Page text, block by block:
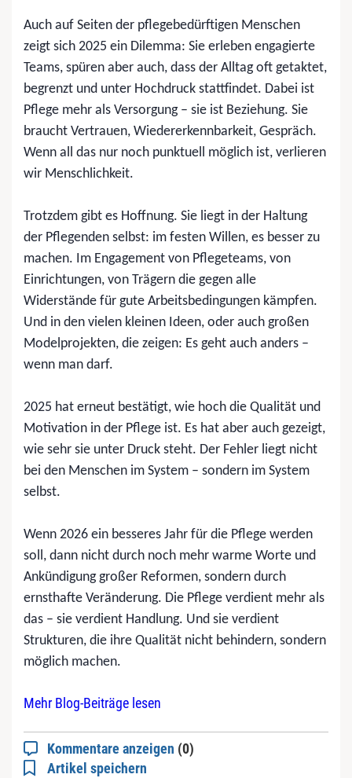
Auch auf Seiten der pflegebedürftigen Menschen
zeigt sich 2025 ein Dilemma: Sie erleben engagierte
Teams, spüren aber auch, dass der Alltag oft getaktet,
begrenzt und unter Hochdruck stattfindet. Dabei ist
Pflege mehr als Versorgung – sie ist Beziehung. Sie
braucht Vertrauen, Wiedererkennbarkeit, Gespräch.
Wenn all das nur noch punktuell möglich ist, verlieren
wir Menschlichkeit.
Trotzdem gibt es Hoffnung. Sie liegt in der Haltung
der Pflegenden selbst: im festen Willen, es besser zu
machen. Im Engagement von Pflegeteams, von
Einrichtungen, von Trägern die gegen alle
Widerstände für gute Arbeitsbedingungen kämpfen.
Und in den vielen kleinen Ideen, oder auch großen
Modelprojekten, die zeigen: Es geht auch anders –
wenn man darf.
2025 hat erneut bestätigt, wie hoch die Qualität und
Motivation in der Pflege ist. Es hat aber auch gezeigt,
wie sehr sie unter Druck steht. Der Fehler liegt nicht
bei den Menschen im System – sondern im System
selbst.
Wenn 2026 ein besseres Jahr für die Pflege werden
soll, dann nicht durch noch mehr warme Worte und
Ankündigung großer Reformen, sondern durch
ernsthafte Veränderung. Die Pflege verdient mehr als
das – sie verdient Handlung. Und sie verdient
Strukturen, die ihre Qualität nicht behindern, sondern
möglich machen.
Mehr Blog-Beiträge lesen
Kommentare anzeigen (0)
Artikel speichern